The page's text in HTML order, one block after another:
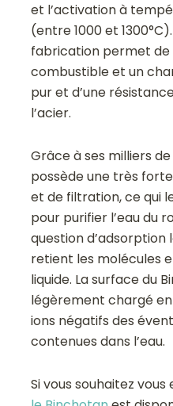
et l’activation à
(entre 1000 et
fabrication permet de
combustible et un
pur et d’une
l’acier.
Grâce à ses milliers
possède une très
et de filtration, ce qui
pour purifier l’eau du
question d’adsorption
retient les molécules
liquide. La surface du
légèrement chargé
ions négatifs des
contenues dans l’eau.
Si vous souhaitez